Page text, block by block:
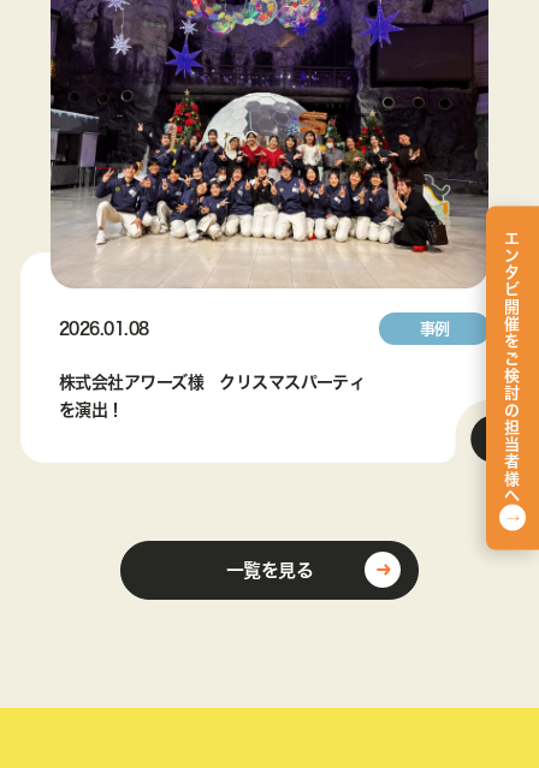
2026.01.08 事例
株式会社アワーズ様 クリスマスパーティ
を演出！
一覧を見る
エンタビ開催をご検討の担当者様へ
→